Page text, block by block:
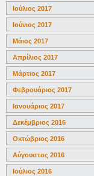
Ιούλιος 2017
Ιούνιος 2017
Μάιος 2017
Απρίλιος 2017
Μάρτιος 2017
Φεβρουάριος 2017
Ιανουάριος 2017
Δεκέμβριος 2016
Οκτώβριος 2016
Αύγουστος 2016
Ιούλιος 2016